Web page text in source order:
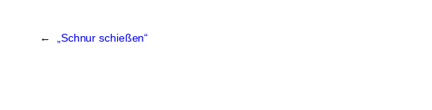
← „Schnur schießen“